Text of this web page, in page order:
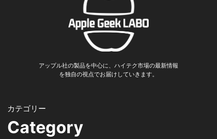
アップル社の製品を中心に、ハイテク市場の最新情報
を独自の視点でお届けしていきます。
Category